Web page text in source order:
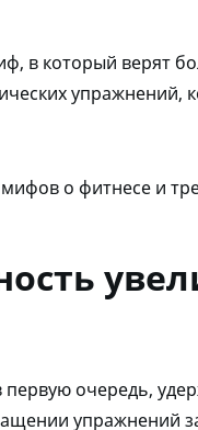
в который верят
упражнений,
о фитнесе и
первую очередь,
упражнений